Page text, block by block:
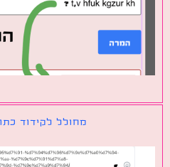
מחולל לקידוד כתובת עם